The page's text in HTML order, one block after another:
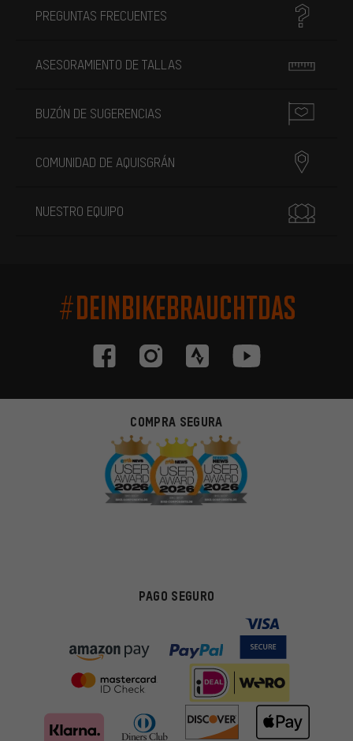
PREGUNTAS FRECUENTES
ASESORAMIENTO DE TALLAS
BUZÓN DE SUGERENCIAS
COMUNIDAD DE AQUISGRÁN
NUESTRO EQUIPO
#DEINBIKEBRAUCHTDAS
COMPRA SEGURA
PAGO SEGURO